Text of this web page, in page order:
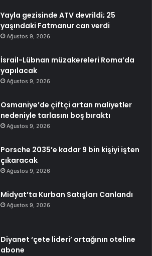
Yayla gezisinde ATV devrildi; 25
yaşındaki Fatmanur can verdi
Ağustos 9, 2026
İsrail-Lübnan müzakereleri Roma’da
yapılacak
Ağustos 9, 2026
Osmaniye’de çiftçi artan maliyetler
nedeniyle tarlasını boş bıraktı
Ağustos 9, 2026
Porsche 2035’e kadar 9 bin kişiyi işten
çıkaracak
Ağustos 9, 2026
Midyat’ta Kurban Satışları Canlandı
Ağustos 9, 2026
Diyanet ‘çete lideri’ ortağının oteline
abone